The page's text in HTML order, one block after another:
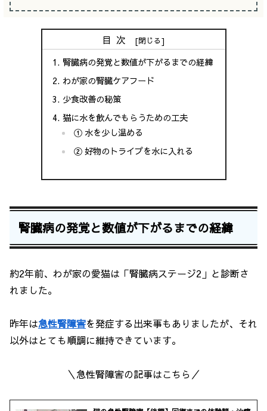
目次
腎臓病の発覚と数値が下がるまでの経緯
わが家の腎臓ケアフード
少食改善の秘策
猫に水を飲んでもらうための工夫
① 水を少し温める
② 好物のトライプを水に入れる
腎臓病の発覚と数値が下がるまでの経緯
約2年前、わが家の愛猫は「腎臓病ステージ2」と診断さ
れました。
昨年は急性腎障害を発症する出来事もありましたが、それ
以外はとても順調に維持できています。
＼急性腎障害の記事はこちら／